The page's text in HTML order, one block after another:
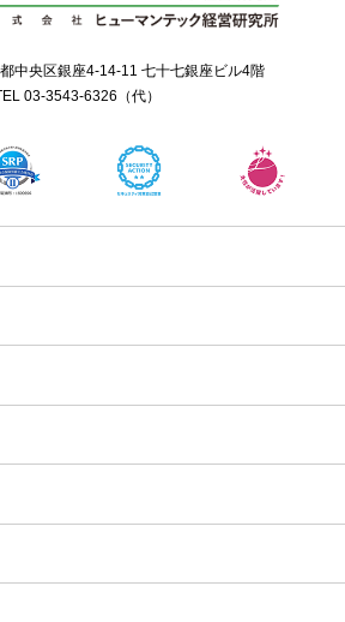
中央区銀座4-14-11 七十七銀座ビル4階
03-3543-6326 （代）